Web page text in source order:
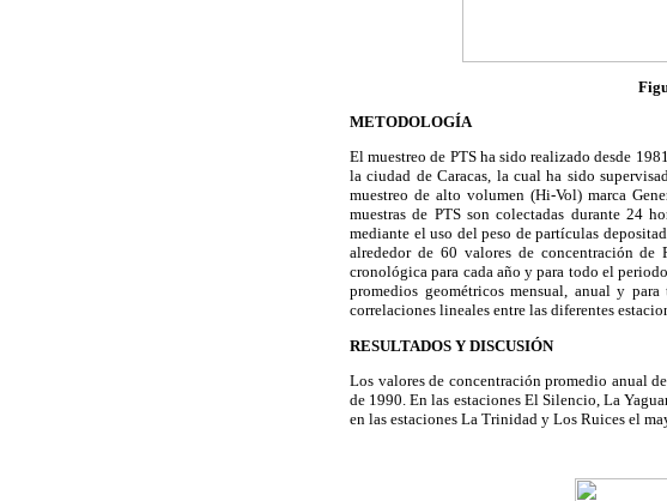
METODOLOGÍA
El muestreo de PTS ha sido realizado desde
la ciudad de Caracas, la cual ha sido
muestreo de alto volumen (Hi-Vol) marca
muestras de PTS son colectadas durante 24
mediante el uso del peso de partículas
alrededor de 60 valores de concentración de
cronológica para cada año y para todo el
promedios geométricos mensual, anual y
correlaciones lineales entre las diferentes
RESULTADOS Y DISCUSIÓN
Los valores de concentración promedio anual
de 1990. En las estaciones El Silencio, La
en las estaciones La Trinidad y Los Ruices el